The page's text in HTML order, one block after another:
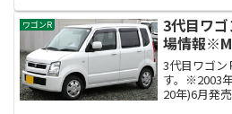
ワゴンR（
り相場情...
ワゴンR
3代目ワ
場情報
3代目ワゴン
す。※2003
20年)6月発